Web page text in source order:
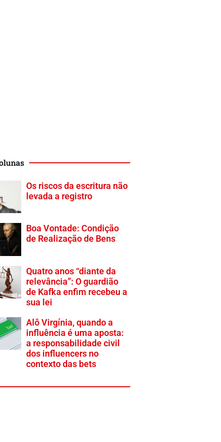
Os riscos da escritura não
levada a registro
Boa Vontade: Condição
de Realização de Bens
Quatro anos “diante da
relevância”: O guardião
de Kafka enfim recebeu a
sua lei
Alô Virgínia, quando a
influência é uma aposta:
a responsabilidade civil
dos influencers no
contexto das bets